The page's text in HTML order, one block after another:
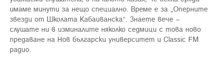
имаме минути за нещо специално. Време е за „Оперните
звезди от Школата Кабаиванска“. Знаете вече –
слушате ни в изминалите няколко седмици с това ново
предаване на Нов български университет и Classic FM
радио.